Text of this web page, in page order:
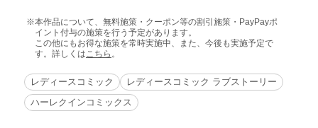
本作品について、無料施策・クーポン等の割引施策・PayPayポ
イント付与の施策を行う予定があります。
この他にもお得な施策を常時実施中、また、今後も実施予定で
す。詳しくは こちら 。
レディースコミック
レディースコミック ラブストーリー
ハーレクインコミックス